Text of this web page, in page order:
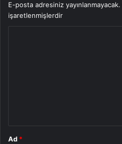
E-posta adresiniz yayınlanmayacak.
işaretlenmişlerdir
Ad *